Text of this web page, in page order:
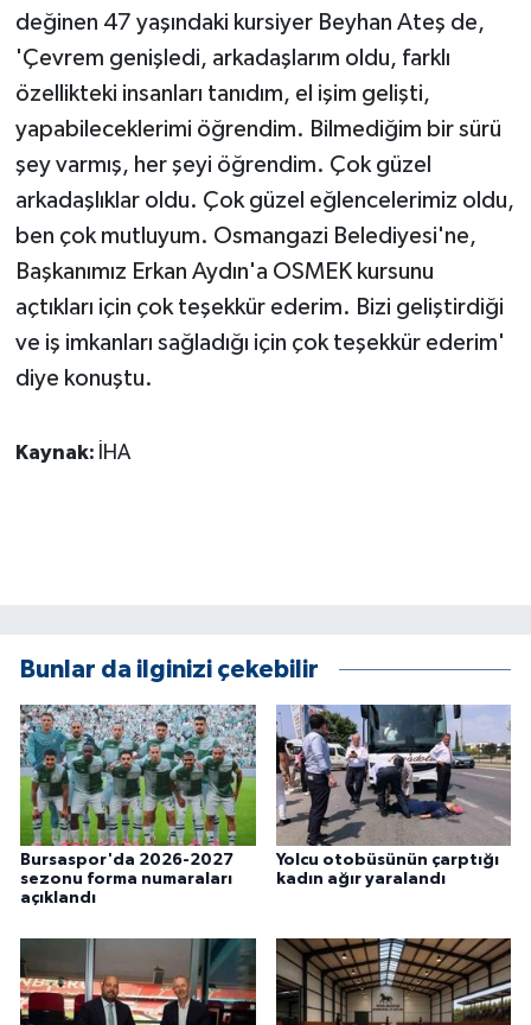
değinen 47 yaşındaki kursiyer Beyhan Ateş de,
'Çevrem genişledi, arkadaşlarım oldu, farklı
özellikteki insanları tanıdım, el işim gelişti,
yapabileceklerimi öğrendim. Bilmediğim bir sürü
şey varmış, her şeyi öğrendim. Çok güzel
arkadaşlıklar oldu. Çok güzel eğlencelerimiz oldu,
ben çok mutluyum. Osmangazi Belediyesi'ne,
Başkanımız Erkan Aydın'a OSMEK kursunu
açtıkları için çok teşekkür ederim. Bizi geliştirdiği
ve iş imkanları sağladığı için çok teşekkür ederim'
diye konuştu.
Kaynak: İHA
Bunlar da ilginizi çekebilir
Bursaspor'da 2026-2027
sezonu forma numaraları
açıklandı
Yolcu otobüsünün çarptığı
kadın ağır yaralandı